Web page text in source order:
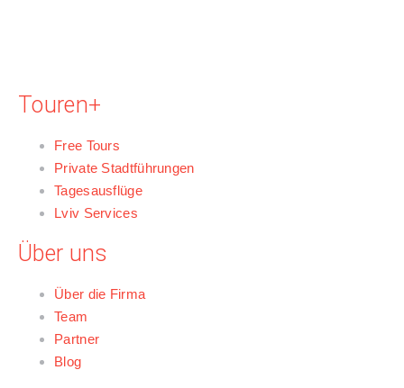
Touren+
Free Tours
Private Stadtführungen
Tagesausflüge
Lviv Services
Über uns
Über die Firma
Team
Partner
Blog